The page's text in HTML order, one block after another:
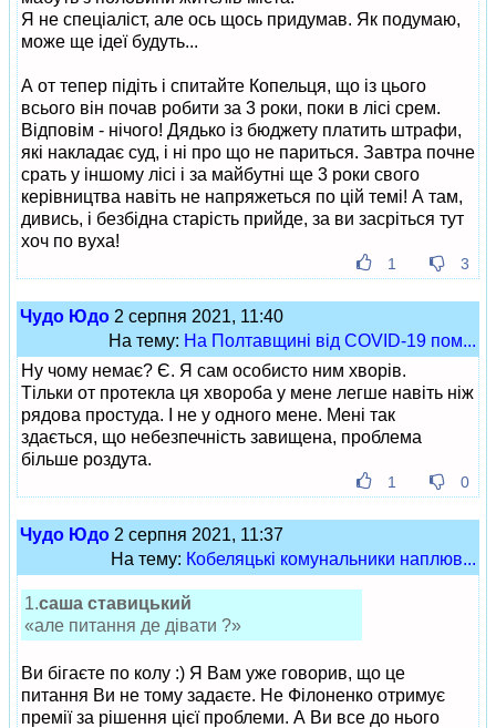
Я не спеціаліст, але ось щось придумав. Як подумаю,
може ще ідеї будуть...
А от тепер підіть і спитайте Копельця, що із цього
всього він почав робити за 3 роки, поки в лісі срем.
Відповім - нічого! Дядько із бюджету платить штрафи,
які накладає суд, і ні про що не париться. Завтра почне
срать у іншому лісі і за майбутні ще 3 роки свого
керівництва навіть не напряжеться по цій темі! А там,
дивись, і безбідна старість прийде, за ви засріться тут
хоч по вуха!
1 3
Чудо Юдо 2 серпня 2021, 11:40
На тему: На Полтавщині від COVID-19 пом...
Ну чому немає? Є. Я сам особисто ним хворів.
Тільки от протекла ця хвороба у мене легше навіть ніж
рядова простуда. І не у одного мене. Мені так
здається, що небезпечність завищена, проблема
більше роздута.
1 0
Чудо Юдо 2 серпня 2021, 11:37
На тему: Кобеляцькі комунальники наплюв...
1.саша ставицький
«але питання де дівати ?»
Ви бігаєте по колу :) Я Вам уже говорив, що це
питання Ви не тому задаєте. Не Філоненко отримує
премії за рішення цієї проблеми. А Ви все до нього